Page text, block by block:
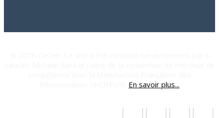
En savoir plus...